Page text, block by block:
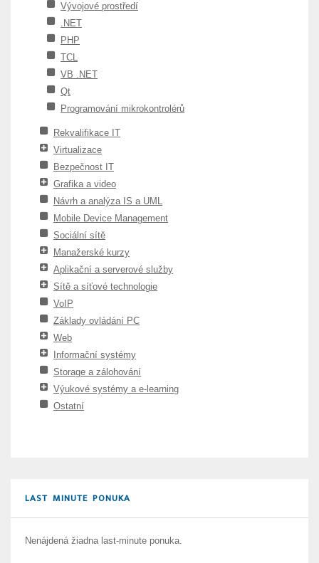
Vývojové prostředí
.NET
PHP
TCL
VB .NET
Qt
Programování mikrokontrolérů
Rekvalifikace IT
Virtualizace
Bezpečnost IT
Grafika a video
Návrh a analýza IS a UML
Mobile Device Management
Sociální sítě
Manažerské kurzy
Aplikační a serverové služby
Sítě a síťové technologie
VoIP
Základy ovládání PC
Web
Informační systémy
Storage a zálohování
Výukové systémy a e-learning
Ostatní
LAST MINUTE PONUKA
Nenájdená žiadna last-minute ponuka.